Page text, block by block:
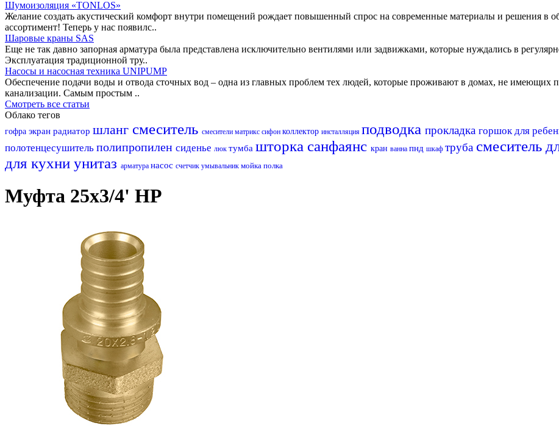
Шумоизоляция «TONLOS»
Желание создать акустический комфорт внутри помещений рождает повышенный спрос на современные материалы и решения в
ассортимент! Теперь у нас появилс..
Шаровые краны SAS
Еще не так давно запорная арматура была представлена исключительно вентилями или задвижками, которые нуждались в
Эксплуатация традиционной тру..
Насосы и насосная техника UNIPUMP
Обеспечение подачи воды и отвода сточных вод – одна из главных проблем тех людей, которые проживают в домах, не имеющих
канализации. Самым простым ..
Смотреть все статьи
Облако тегов
гофра экран радиатор шланг смеситель смесители матрикс сифон коллектор инсталляция подводка прокладка горшок для
полотенцесушитель полипропилен сиденье люк тумба шторка санфаянс кран ванна пнд шкаф труба смеситель
для кухни унитаз арматура насос счетчик умывальник мойка полка
Муфта 25х3/4' НР